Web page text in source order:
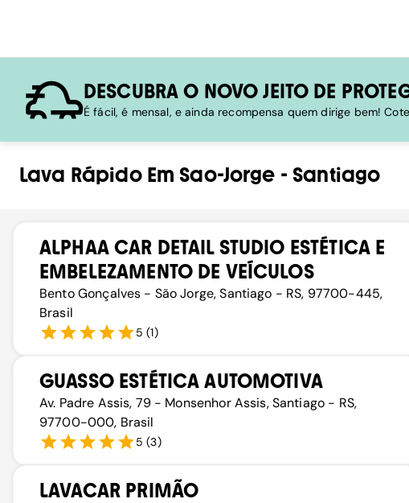
DESCUBRA O NOVO JEITO DE
É fácil, é mensal, e ainda recompensa quem dirige bem!
Lava RápidoEm Sao-Jorge - Santiago
ALPHAA CAR DETAIL STUDIO ESTÉTICA E
EMBELEZAMENTO DE VEÍCULOS
Bento Gonçalves - São Jorge, Santiago - RS, 97700-445,
Brasil
5 (1)
GUASSO ESTÉTICA AUTOMOTIVA
Av. Padre Assis, 79 - Monsenhor Assis, Santiago - RS,
97700-000, Brasil
5 (3)
LAVACAR PRIMÃO